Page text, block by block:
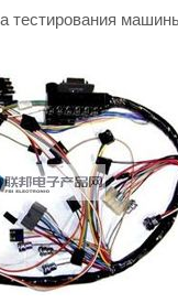
тестирования